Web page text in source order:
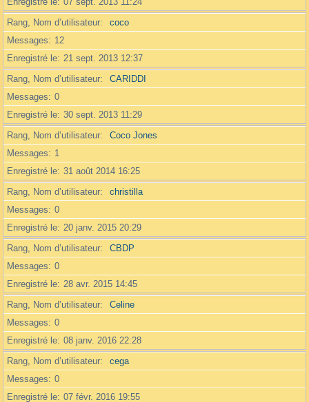
Rang, Nom d’utilisateur
coco
Messages
12
Enregistré le 21 sept. 2013 12:37
Rang, Nom d’utilisateur
CARIDDI
Messages
0
Enregistré le 30 sept. 2013 11:29
Rang, Nom d’utilisateur
Coco Jones
Messages
1
Enregistré le 31 août 2014 16:25
Rang, Nom d’utilisateur
christilla
Messages
0
Enregistré le 20 janv. 2015 20:29
Rang, Nom d’utilisateur
CBDP
Messages
0
Enregistré le 28 avr. 2015 14:45
Rang, Nom d’utilisateur
Celine
Messages
0
Enregistré le 08 janv. 2016 22:28
Rang, Nom d’utilisateur
cega
Messages
0
Enregistré le 07 févr. 2016 19:55